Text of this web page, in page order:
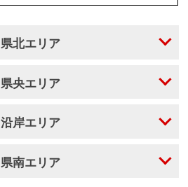
県北エリア
県央エリア
沿岸エリア
県南エリア